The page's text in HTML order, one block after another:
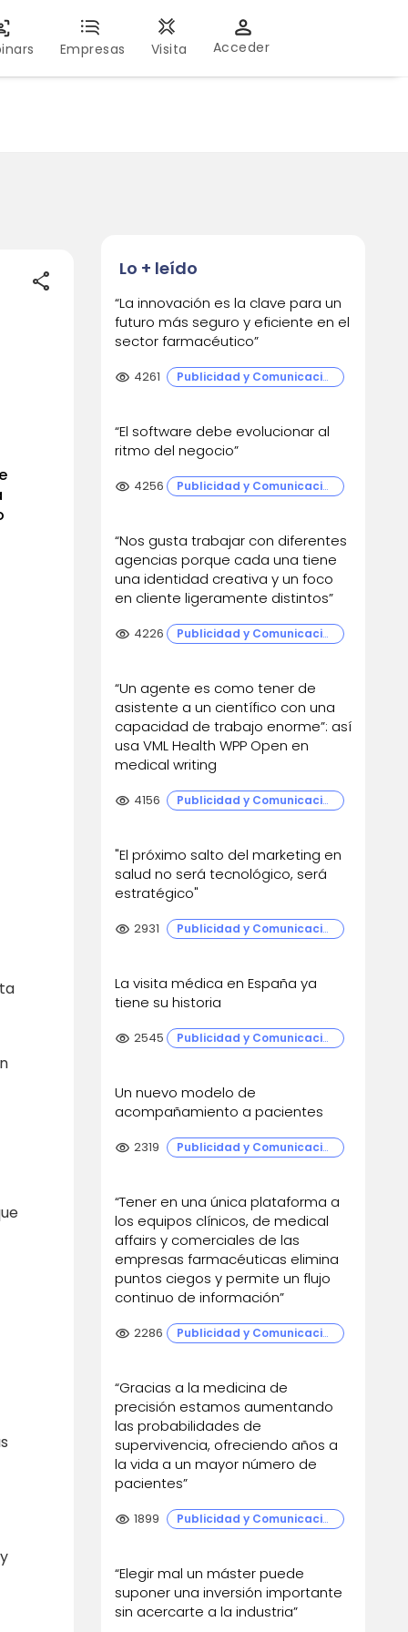
Empresas Visita Acceder
share
Lo + leído
“La innovación es la clave para un
futuro más seguro y eficiente en el
sector farmacéutico”
visibility 4261 Publicidad y Comunicación
“El software debe evolucionar al
ritmo del negocio”
visibility 4256 Publicidad y Comunicación
“Nos gusta trabajar con diferentes
agencias porque cada una tiene
una identidad creativa y un foco
en cliente ligeramente distintos”
visibility 4226 Publicidad y Comunicación
“Un agente es como tener de
asistente a un científico con una
capacidad de trabajo enorme”: así
usa VML Health WPP Open en
medical writing
visibility 4156 Publicidad y Comunicación
"El próximo salto del marketing en
salud no será tecnológico, será
estratégico"
visibility 2931 Publicidad y Comunicación
La visita médica en España ya
tiene su historia
visibility 2545 Publicidad y Comunicación
Un nuevo modelo de
acompañamiento a pacientes
visibility 2319 Publicidad y Comunicación
“Tener en una única plataforma a
los equipos clínicos, de medical
affairs y comerciales de las
empresas farmacéuticas elimina
puntos ciegos y permite un flujo
continuo de información”
visibility 2286 Publicidad y Comunicación
“Gracias a la medicina de
precisión estamos aumentando
las probabilidades de
supervivencia, ofreciendo años a
la vida a un mayor número de
pacientes”
visibility 1899 Publicidad y Comunicación
“Elegir mal un máster puede
suponer una inversión importante
sin acercarte a la industria”